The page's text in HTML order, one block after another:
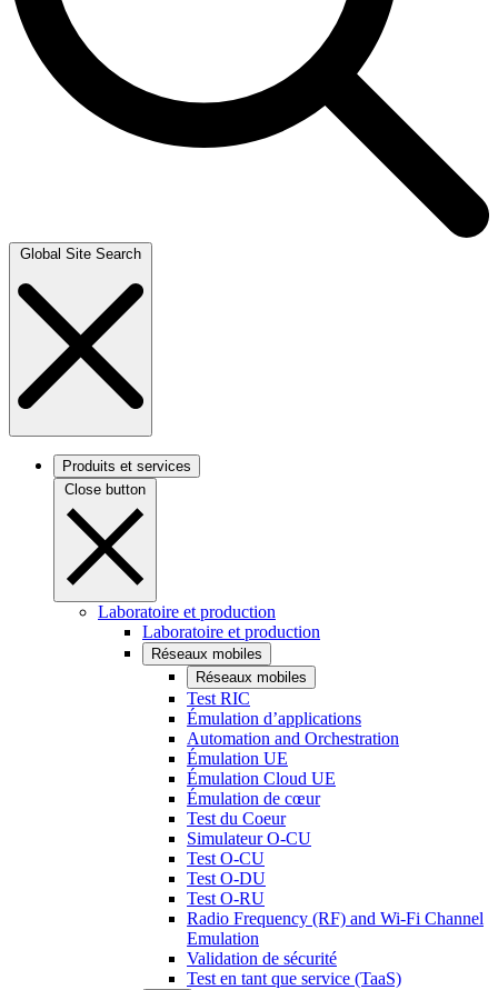
Global Site Search
Produits et services
Close button
Laboratoire et production
Laboratoire et production
Réseaux mobiles
Réseaux mobiles
Test RIC
Émulation d’applications
Automation and Orchestration
Émulation UE
Émulation Cloud UE
Émulation de cœur
Test du Coeur
Simulateur O-CU
Test O-CU
Test O-DU
Test O-RU
Radio Frequency (RF) and Wi-Fi Channel
Emulation
Validation de sécurité
Test en tant que service (TaaS)